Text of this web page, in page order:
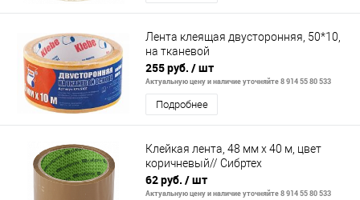
Лента клеящая двусторонняя, 50*10,
на тканевой
255 руб. / шт
Актуальную цену и наличие уточняйте 8 914 55 80 533
Подробнее
Клейкая лента, 48 мм х 40 м, цвет
коричневый// Сибртех
62 руб. / шт
Актуальную цену и наличие уточняйте 8 914 55 80 533